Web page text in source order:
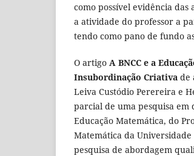
como possível evidência
a atividade do professor a
tendo como pano de fundo
O artigo A BNCC e a
Insubordinação Criativa de
Leiva Custódio Perereira e
parcial de uma pesquisa em
Educação Matemática, do
Matemática da
pesquisa de abordagem